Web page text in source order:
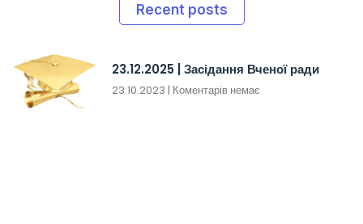
Recent posts
23.12.2025 | Засідання Вченої ради
23.10.2023 Коментарів немає